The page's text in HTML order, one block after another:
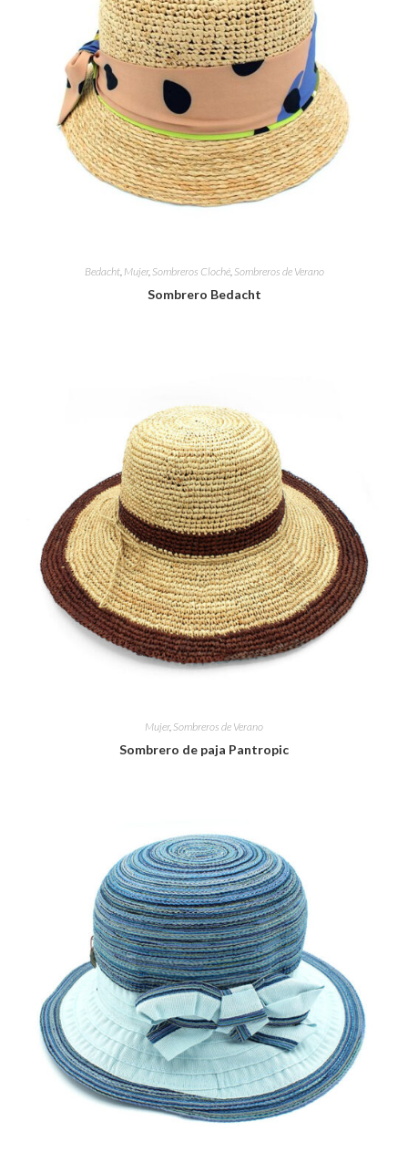
Bedacht, Mujer, Sombreros Cloché, Sombreros de Verano
Sombrero Bedacht
Mujer, Sombreros de Verano
Sombrero de paja Pantropic